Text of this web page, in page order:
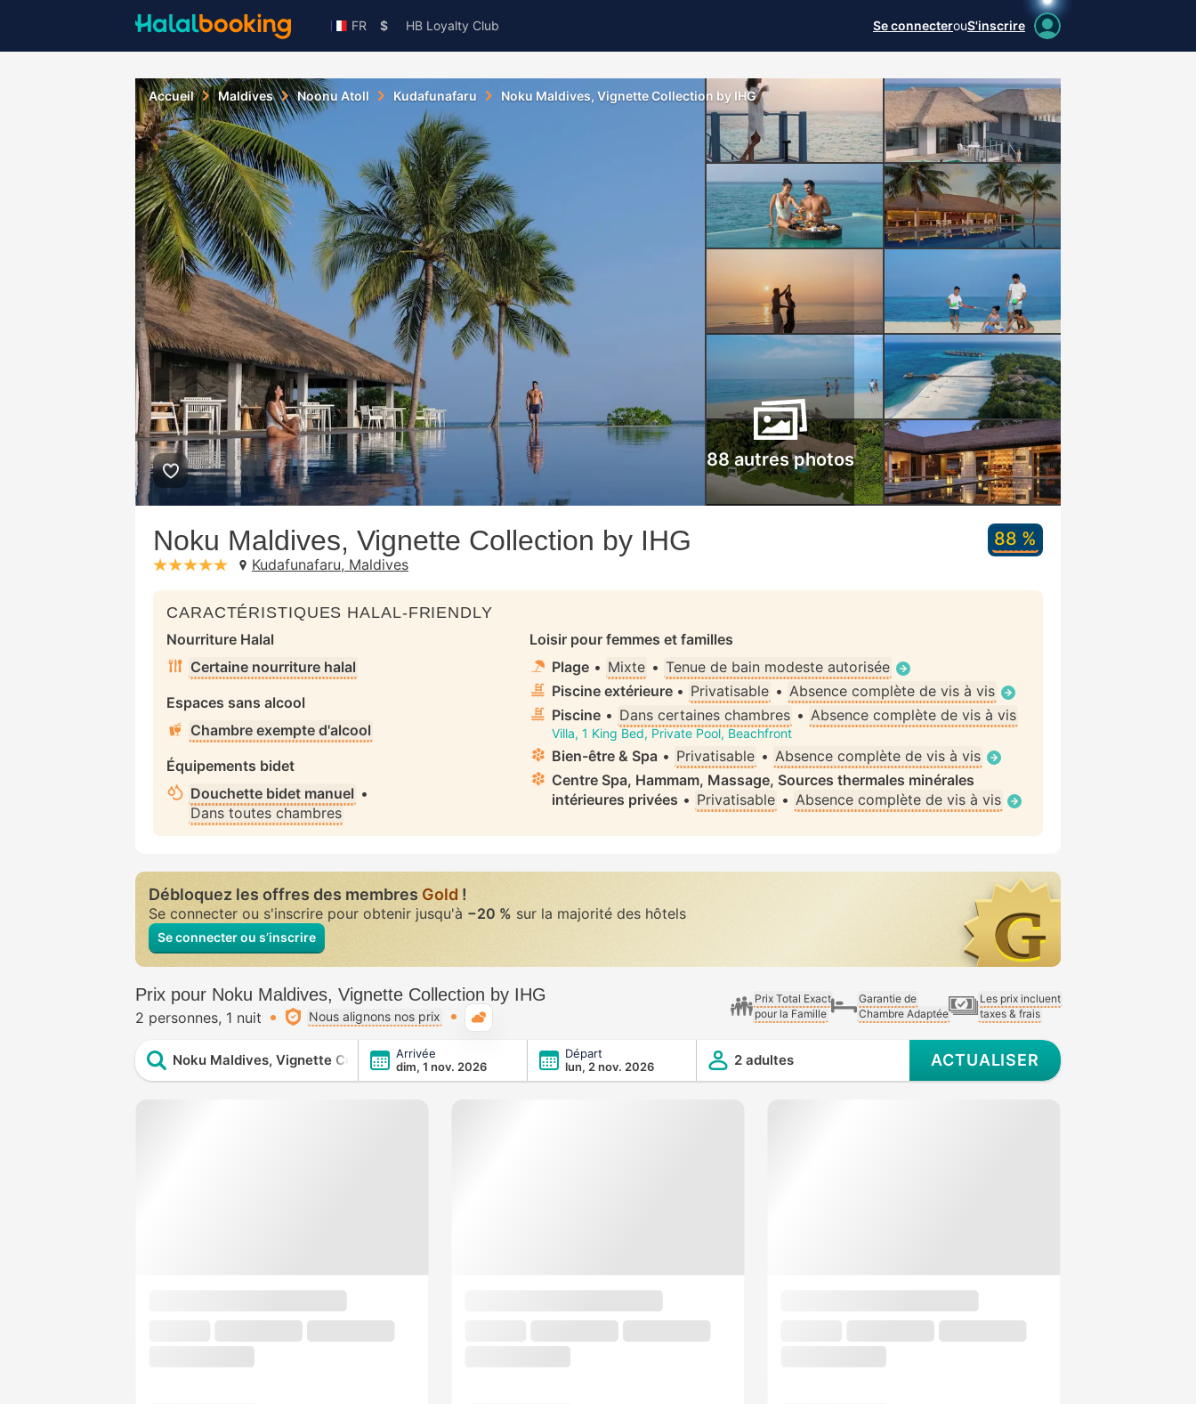
FR $ HB Loyalty Club Se connecterouS'inscrire
Accueil Maldives Noonu Atoll Kudafunafaru Noku Maldives, Vignette Collection by IHG
88 autres photos
Noku Maldives, Vignette Collection by IHG
stars: 5Kudafunafaru, Maldives
88 %
CARACTÉRISTIQUES HALAL-FRIENDLY
Nourriture Halal
Certaine nourriture halal
Espaces sans alcool
Chambre exempte d'alcool
Équipements bidet
Douchette bidet manuel •
Dans toutes chambres
Loisir pour femmes et familles
Plage • Mixte • Tenue de bain modeste autorisée
Piscine extérieure • Privatisable • Absence complète de vis à vis
Piscine • Dans certaines chambres • Absence complète de vis à vis
Villa, 1 King Bed, Private Pool, Beachfront
Bien-être & Spa • Privatisable • Absence complète de vis à vis
Centre Spa, Hammam, Massage, Sources thermales minérales
intérieures privées • Privatisable • Absence complète de vis à vis
Débloquez les offres des membresGold!
Se connecter ou s'inscrire pour obtenir jusqu'à −20 % sur la majorité des hôtels
Se connecter ou s’inscrire
Prix pour Noku Maldives, Vignette Collection by IHG
2 personnes 1 nuit Nous alignons nos prix
Prix Total Exact
pour la Famille
Garantie de
Chambre Adaptée
Les prix incluent
taxes & frais
Noku Maldives, Vignette Collection by IHG
Arrivée
dim, 1 nov. 2026
Départ
lun, 2 nov. 2026
2 adultes ACTUALISER